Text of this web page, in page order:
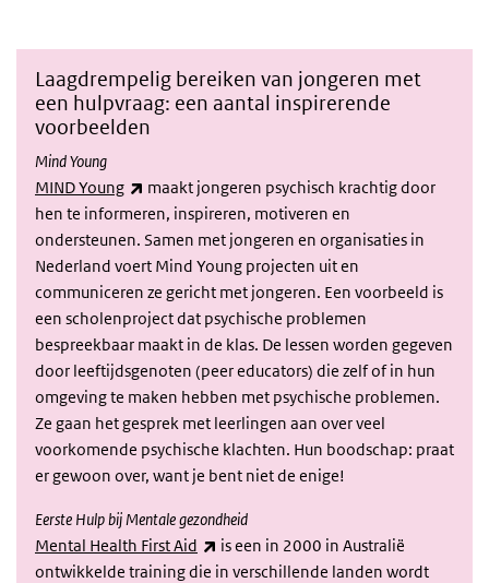
Laagdrempelig bereiken van jongeren met
een hulpvraag: een aantal inspirerende
voorbeelden
Mind Young
MIND Young
(externe link)
maakt jongeren psychisch krachtig door
hen te informeren, inspireren, motiveren en
ondersteunen. Samen met jongeren en organisaties in
Nederland voert Mind Young projecten uit en
communiceren ze gericht met jongeren. Een voorbeeld is
een scholenproject dat psychische problemen
bespreekbaar maakt in de klas. De lessen worden gegeven
door leeftijdsgenoten (peer educators) die zelf of in hun
omgeving te maken hebben met psychische problemen.
Ze gaan het gesprek met leerlingen aan over veel
voorkomende psychische klachten. Hun boodschap: praat
er gewoon over, want je bent niet de enige!
Eerste Hulp bij Mentale gezondheid
Mental Health First Aid
(externe link)
is een in 2000 in Australië
ontwikkelde training die in verschillende landen wordt